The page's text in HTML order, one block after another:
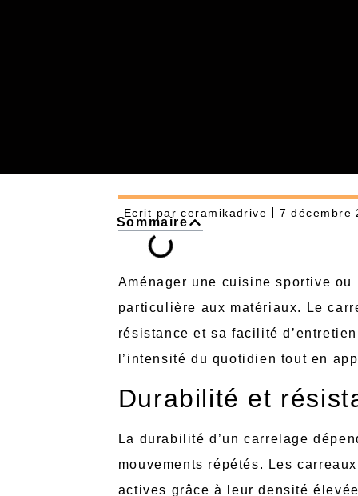
Ecrit par ceramikadrive 7 décembre
Sommaire
Aménager une cuisine sportive ou
particulière aux matériaux. Le
résistance et sa facilité
l’intensité du quotidien tout en
Durabilité et
La durabilité d’un carrelage
mouvements répétés. Les
actives grâce à leur densité